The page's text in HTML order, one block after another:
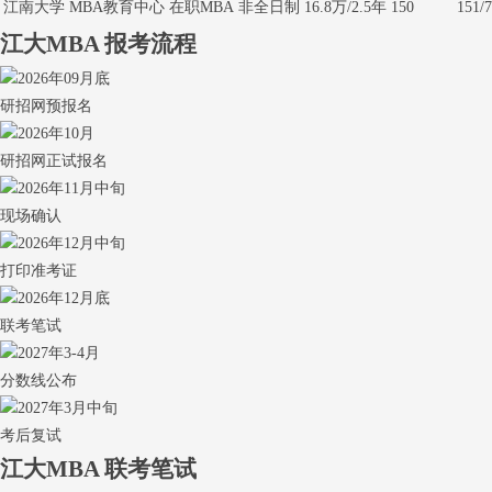
江南大学 MBA教育中心 在职MBA 非全日制 16.8万/2.5年 150 151/
江大MBA报考流程
2026年09月底
研招网预报名
2026年10月
研招网正试报名
2026年11月中旬
现场确认
2026年12月中旬
打印准考证
2026年12月底
联考笔试
2027年3-4月
分数线公布
2027年3月中旬
考后复试
江大MBA联考笔试